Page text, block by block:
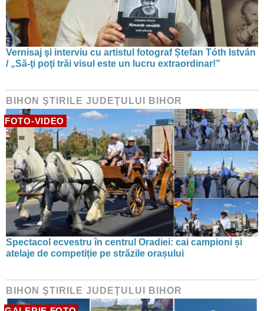
Vernisaj şi interviu cu artistul fotograf Ștefan Tóth István
/ „Să-ţi poţi trăi visul este un lucru extraordinar!”
BIHON ŞTIRILE JUDEŢULUI BIHOR
FOTO-VIDEO
Spectacol ecvestru în centrul Oradiei: cai campioni și
atelaje de competiție pe străzile orașului
BIHON ŞTIRILE JUDEŢULUI BIHOR